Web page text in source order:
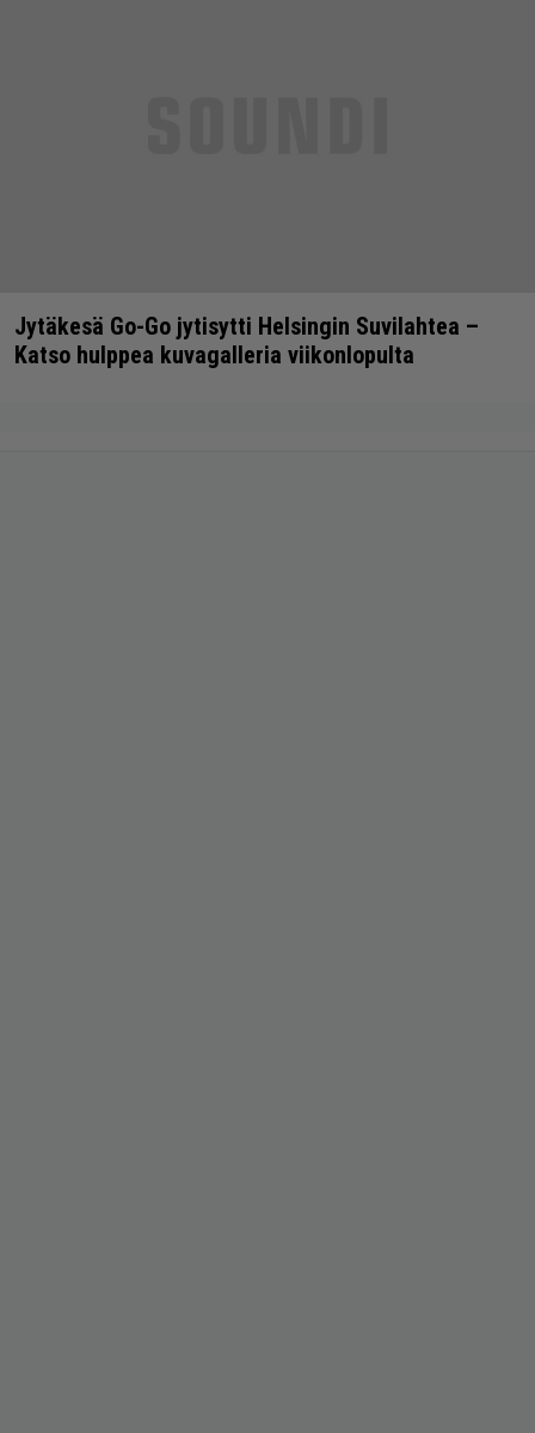
Jytäkesä Go-Go jytisytti Helsingin Suvilahtea –
Katso hulppea kuvagalleria viikonlopulta